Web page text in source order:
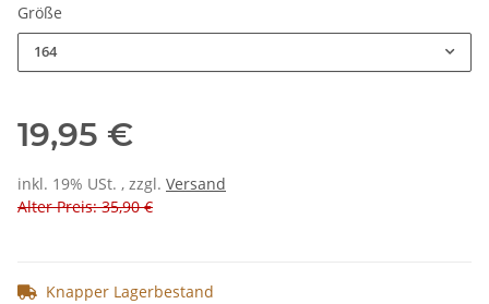
Größe
164
19,95 €
inkl. 19% USt. , zzgl. Versand
Alter Preis: 35,90 €
Knapper Lagerbestand